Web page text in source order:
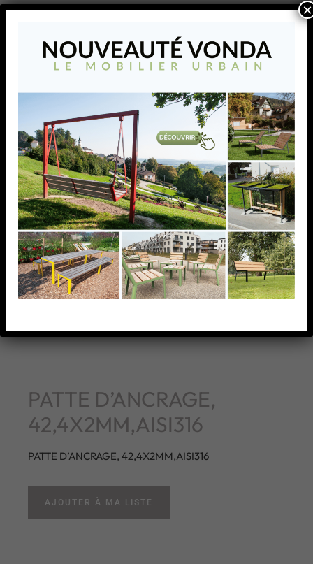
PATTE D’ANCRAGE,
42,4X2MM,AISI316
PATTE D’ANCRAGE, 42,4X2MM,AISI316
AJOUTER À MA LISTE
×